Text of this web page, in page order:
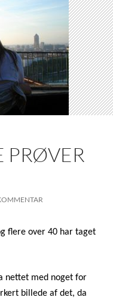
PRØVER
flere over 40 har taget
nettet med noget for
billede af det, da